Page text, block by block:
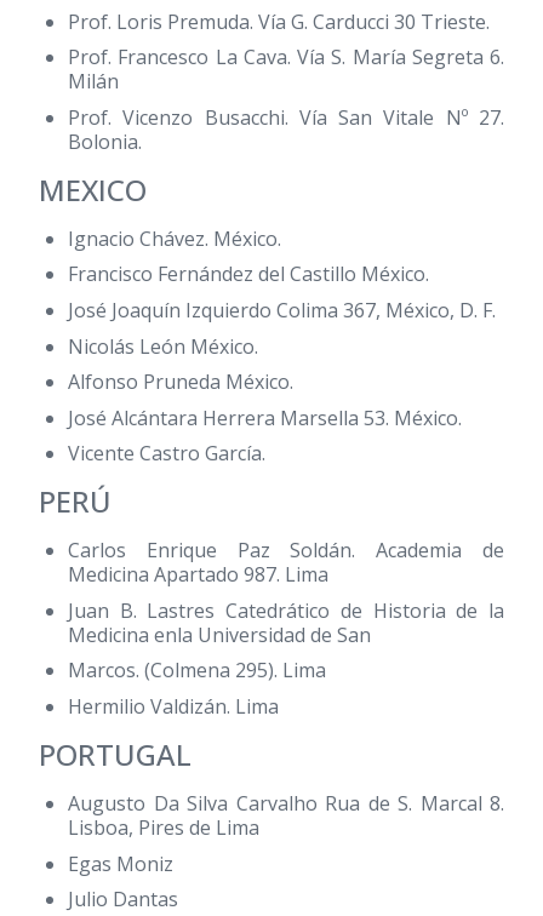
Prof. Loris Premuda. Vía G. Carducci 30 Trieste.
Prof. Francesco La Cava. Vía S. María Segreta 6.
Milán
Prof. Vicenzo Busacchi. Vía San Vitale Nº 27.
Bolonia.
MEXICO
Ignacio Chávez. México.
Francisco Fernández del Castillo México.
José Joaquín Izquierdo Colima 367, México, D. F.
Nicolás León México.
Alfonso Pruneda México.
José Alcántara Herrera Marsella 53. México.
Vicente Castro García.
PERÚ
Carlos Enrique Paz Soldán. Academia de
Medicina Apartado 987. Lima
Juan B. Lastres Catedrático de Historia de la
Medicina enla Universidad de San
Marcos. (Colmena 295). Lima
Hermilio Valdizán. Lima
PORTUGAL
Augusto Da Silva Carvalho Rua de S. Marcal 8.
Lisboa, Pires de Lima
Egas Moniz
Julio Dantas